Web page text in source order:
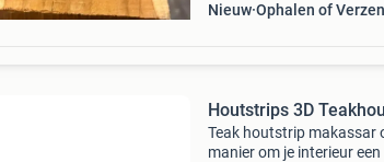
Nieuw Ophalen of
Houtstrips 3D
Teak houtstrip makassar
manier om je interieur